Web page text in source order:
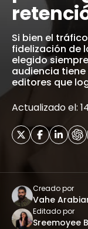
Si bien el
fidelización de
elegido
audiencia
editores que
Actualizado el:
Creado por
Vahe
Editado por
Sreemoyee